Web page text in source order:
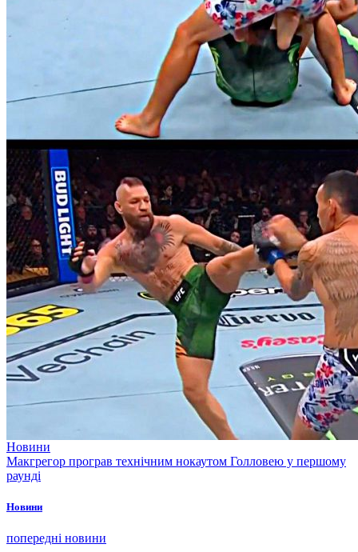
Новини
Макгрегор програв технічним нокаутом Голловею у першому
раунді
Новини
попередні новини